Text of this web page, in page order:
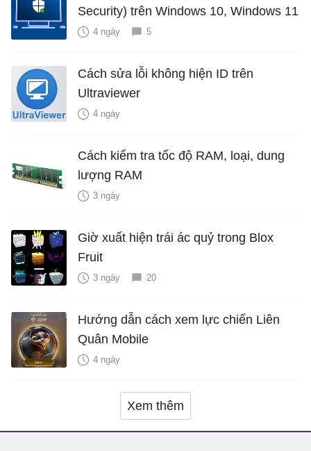
Security) trên Windows 10, Windows 11
4 ngày 5
Cách sửa lỗi không hiện ID trên
Ultraviewer
4 ngày
Cách kiểm tra tốc độ RAM, loại, dung
lượng RAM
3 ngày
Giờ xuất hiện trái ác quỷ trong Blox
Fruit
3 ngày 20
Hướng dẫn cách xem lực chiến Liên
Quân Mobile
4 ngày
Xem thêm